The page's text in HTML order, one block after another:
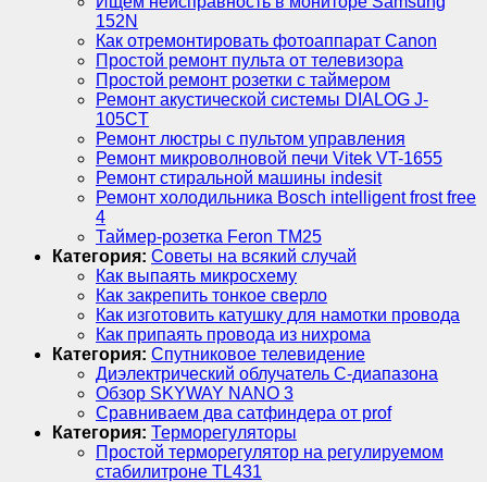
152N
Как отремонтировать фотоаппарат Canon
Простой ремонт пульта от телевизора
Простой ремонт розетки с таймером
Ремонт акустической системы DIALOG J-
105CT
Ремонт люстры с пультом управления
Ремонт микроволновой печи Vitek VT-1655
Ремонт стиральной машины indesit
Ремонт холодильника Bosch intelligent frost free
4
Таймер-розетка Feron ТМ25
Категория: Советы на всякий случай
Как выпаять микросхему
Как закрепить тонкое сверло
Как изготовить катушку для намотки провода
Как припаять провода из нихрома
Категория: Спутниковое телевидение
Диэлектрический облучатель C-диапазона
Обзор SKYWAY NANO 3
Сравниваем два сатфиндера от prof
Категория: Терморегуляторы
Простой терморегулятор на регулируемом
стабилитроне TL431